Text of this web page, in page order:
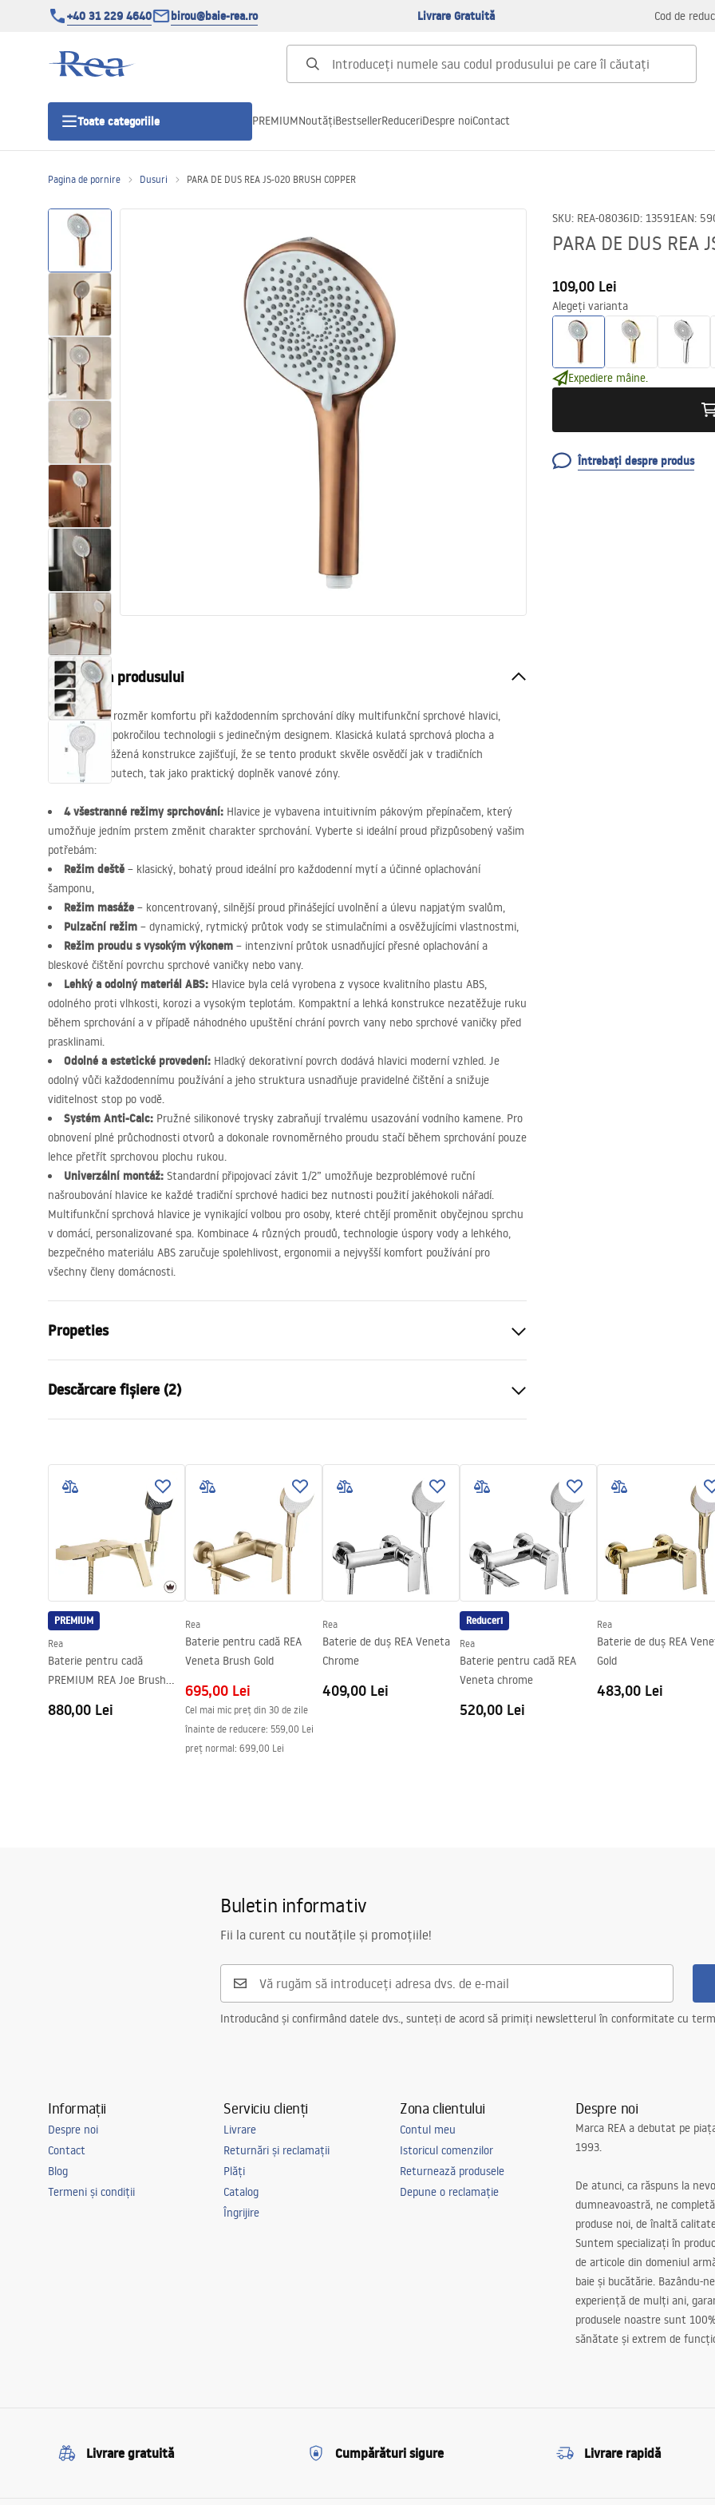
+40 31 229 4640 birou@baie-rea.ro Livrare Gratuită Cod de
Toate categoriile
Cadite de dus
Rigole Liniare
Vase WC si Bideuri
Lavoare
Cazi cu paravane
Baterii sanitare
Dusuri
Bucatarie
Accesorii și mobilier pentru baie
PREMIUMNoutățiBestsellerReduceriDespre noiContact
Pagina de pornire Dusuri PARA DE DUS REA JS-020 BRUSH COPPER
SKU: REA-08036ID: 13591EAN:
PARA DE DUS REA
109,00 Lei
Alegeți varianta
Expediere mâine.
Întrebați despre produs
Descrierea produsului
Objevte nový rozměr komfortu při každodenním sprchování díky multifunkční sprchové hlavici,
která spojuje pokročilou technologii s jedinečným designem. Klasická kulatá sprchová plocha a
dokonale vyvážená konstrukce zajišťují, že se tento produkt skvěle osvědčí jak v tradičních
sprchových koutech, tak jako praktický doplněk vanové zóny.
4 všestranné režimy sprchování: Hlavice je vybavena intuitivním pákovým přepínačem, který
umožňuje jedním prstem změnit charakter sprchování. Vyberte si ideální proud přizpůsobený vašim
potřebám:
Režim deště – klasický, bohatý proud ideální pro každodenní mytí a účinné oplachování
šamponu,
Režim masáže – koncentrovaný, silnější proud přinášející uvolnění a úlevu napjatým svalům,
Pulzační režim – dynamický, rytmický průtok vody se stimulačními a osvěžujícími vlastnostmi,
Režim proudu s vysokým výkonem – intenzivní průtok usnadňující přesné oplachování a
bleskové čištění povrchu sprchové vaničky nebo vany.
Lehký a odolný materiál ABS: Hlavice byla celá vyrobena z vysoce kvalitního plastu ABS,
odolného proti vlhkosti, korozi a vysokým teplotám. Kompaktní a lehká konstrukce nezatěžuje ruku
během sprchování a v případě náhodného upuštění chrání povrch vany nebo sprchové vaničky před
prasklinami.
Odolné a estetické provedení: Hladký dekorativní povrch dodává hlavici moderní vzhled. Je
odolný vůči každodennímu používání a jeho struktura usnadňuje pravidelné čištění a snižuje
viditelnost stop po vodě.
Systém Anti-Calc: Pružné silikonové trysky zabraňují trvalému usazování vodního kamene. Pro
obnovení plné průchodnosti otvorů a dokonale rovnoměrného proudu stačí během sprchování pouze
lehce přetřít sprchovou plochu rukou.
Univerzální montáž: Standardní připojovací závit 1/2” umožňuje bezproblémové ruční
našroubování hlavice ke každé tradiční sprchové hadici bez nutnosti použití jakéhokoli nářadí.
Multifunkční sprchová hlavice je vynikající volbou pro osoby, které chtějí proměnit obyčejnou sprchu
v domácí, personalizované spa. Kombinace 4 různých proudů, technologie úspory vody a lehkého,
bezpečného materiálu ABS zaručuje spolehlivost, ergonomii a nejvyšší komfort používání pro
všechny členy domácnosti.
Propeties
Material
Metodă de montaj
Cu șuruburi
24 luni
Descărcare fișiere (2)
Warranty_Terms_and_Conditions_
Accessories_-_24.pdf
PREMIUM
Rea
Baterie pentru cadă
PREMIUM REA Joe Brush
880,00 Lei
Rea
Baterie pentru cadă REA
Veneta Brush Gold
695,00 Lei
Cel mai mic preț din 30 de zile
înainte de reducere: 559,00 Lei
preț normal: 699,00 Lei
Rea
Baterie de duș REA Veneta
Chrome
409,00 Lei
Reduceri
Rea
Baterie pentru cadă REA
Veneta chrome
520,00 Lei
Rea
Baterie de duș REA
Gold
483,00 Lei
Buletin informativ
Fii la curent cu noutățile și promoțiile!
Introducând și confirmând datele dvs., sunteți de acord să primiți newsletterul în conformitate cu
Informații
Despre noi
Contact
Blog
Termeni și condiții
Serviciu clienți
Livrare
Returnări și reclamații
Plăți
Catalog
Îngrijire
Zona clientului
Contul meu
Istoricul comenzilor
Returnează produsele
Depune o reclamație
Despre noi
Marca REA a debutat pe
1993.
De atunci, ca răspuns la
dumneavoastră, ne
produse noi, de înaltă
Suntem specializați în
de articole din domeniul
baie și bucătărie. Bazându-
experiență de mulți ani,
produsele noastre sunt
sănătate și extrem de
Livrare gratuită Cumpărături sigure Livrare rapidă